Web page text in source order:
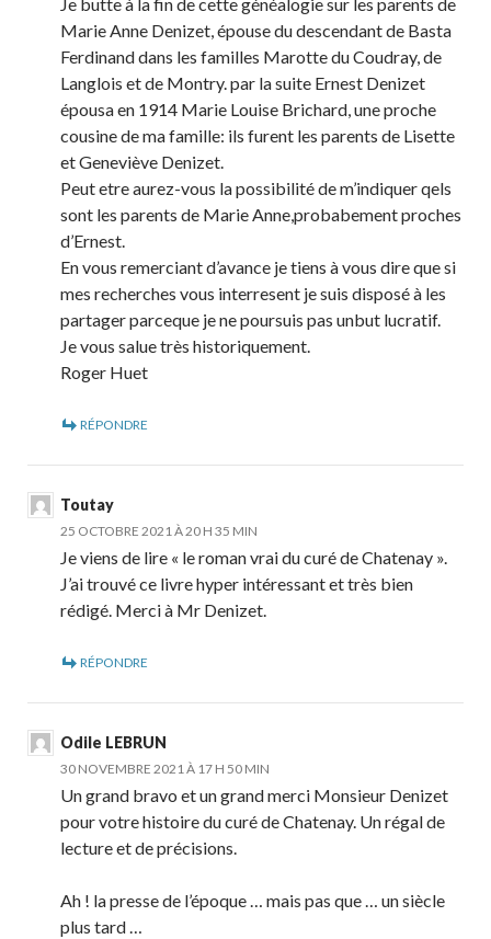
Marie Anne Denizet, épouse du descendant de Basta
Ferdinand dans les familles Marotte du Coudray, de
Langlois et de Montry. par la suite Ernest Denizet
épousa en 1914 Marie Louise Brichard, une proche
cousine de ma famille: ils furent les parents de Lisette
et Geneviève Denizet.
Peut etre aurez-vous la possibilité de m’indiquer qels
sont les parents de Marie Anne,probabement proches
d’Ernest.
En vous remerciant d’avance je tiens à vous dire que si
mes recherches vous interresent je suis disposé à les
partager parceque je ne poursuis pas unbut lucratif.
Je vous salue très historiquement.
Roger Huet
RÉPONDRE
Toutay
25 OCTOBRE 2021 À 20 H 35 MIN
Je viens de lire « le roman vrai du curé de Chatenay ».
J’ai trouvé ce livre hyper intéressant et très bien
rédigé. Merci à Mr Denizet.
RÉPONDRE
Odile LEBRUN
30 NOVEMBRE 2021 À 17 H 50 MIN
Un grand bravo et un grand merci Monsieur Denizet
pour votre histoire du curé de Chatenay. Un régal de
lecture et de précisions.
Ah ! la presse de l’époque … mais pas que … un siècle
plus tard …